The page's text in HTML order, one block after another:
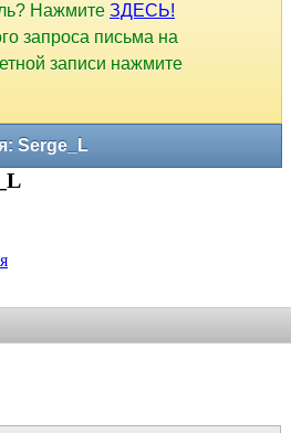
Нажмите ЗДЕСЬ!
запроса письма на
записи нажмите
Serge_L